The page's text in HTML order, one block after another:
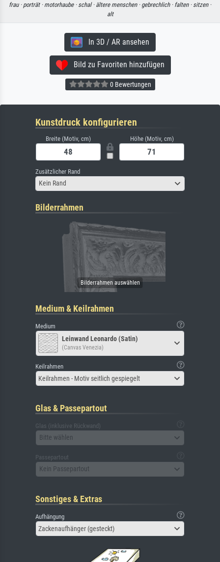
frau · porträt · motorhaube · schal · ältere menschen · gebrechlich · falten · sitzen ·
alt
In 3D / AR ansehen
Bild zu Favoriten hinzufügen
0 Bewertungen
Kunstdruck konfigurieren
Breite (Motiv, cm) Höhe (Motiv, cm)
Zusätzlicher Rand
Kein Rand
Bilderrahmen
Medium & Keilrahmen
Medium
Leinwand Leonardo (Satin)
(Canvas Venezia)
Keilrahmen
Keilrahmen - Motiv seitlich gespiegelt
Glas & Passepartout
Glas (inklusive Rückwand)
Bitte wählen
Passepartout
Kein Passepartout
Sonstiges & Extras
Aufhängung
Zackenaufhänger (gesteckt)